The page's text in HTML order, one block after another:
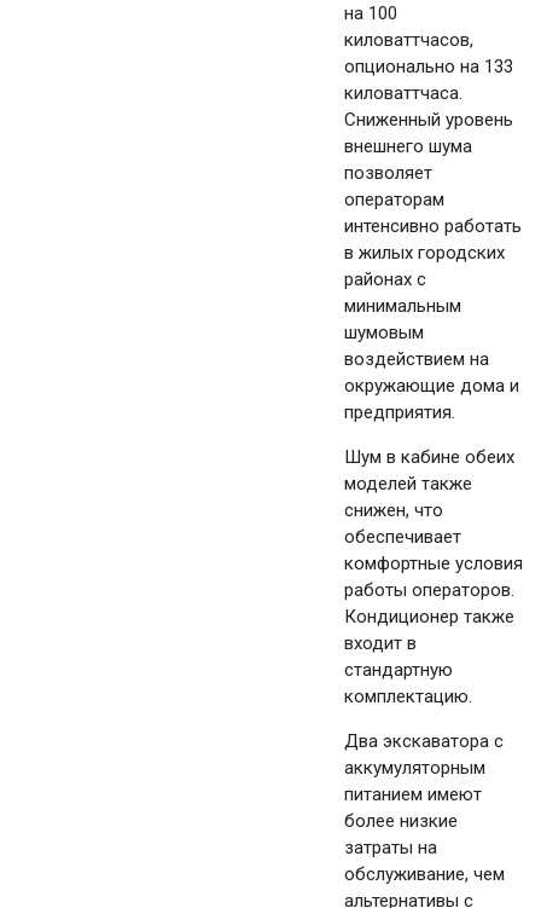
на 100
киловаттчасов,
опционально на 133
киловаттчаса.
Сниженный уровень
внешнего шума
позволяет
операторам
интенсивно работать
в жилых городских
районах с
минимальным
шумовым
воздействием на
окружающие дома и
предприятия.
Шум в кабине обеих
моделей также
снижен, что
обеспечивает
комфортные условия
работы операторов.
Кондиционер также
входит в
стандартную
комплектацию.
Два экскаватора с
аккумуляторным
питанием имеют
более низкие
затраты на
обслуживание, чем
альтернативы с